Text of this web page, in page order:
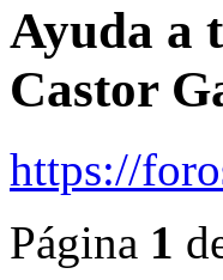
Ayuda a
Castor
https://
Página 1